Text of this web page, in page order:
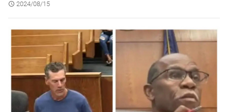
2024/08/15